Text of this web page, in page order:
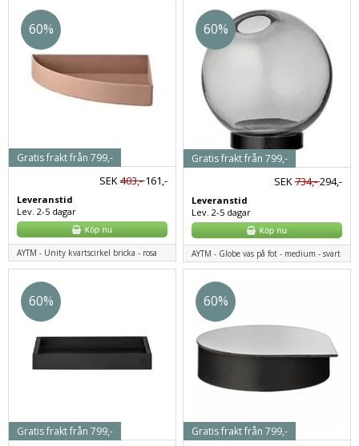
60%
SEK403,-161,-
Leveranstid
Lev. 2-5 dagar
Gratis frakt från 799,-
AYTM - Unity kvartscirkel bricka - rosa
60%
SEK734,-294,-
Leveranstid
Lev. 2-5 dagar
Gratis frakt från 799,-
AYTM - Globe vas på fot - medium - svart
60%
Gratis frakt från 799,-
60%
Gratis frakt från 799,-